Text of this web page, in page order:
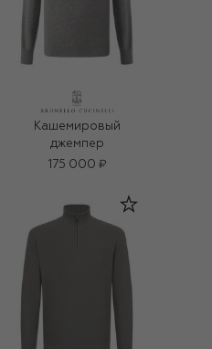
Кашемировый
джемпер
175 000 ₽